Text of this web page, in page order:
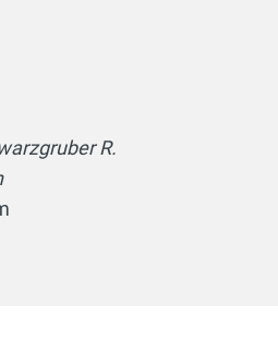
R.